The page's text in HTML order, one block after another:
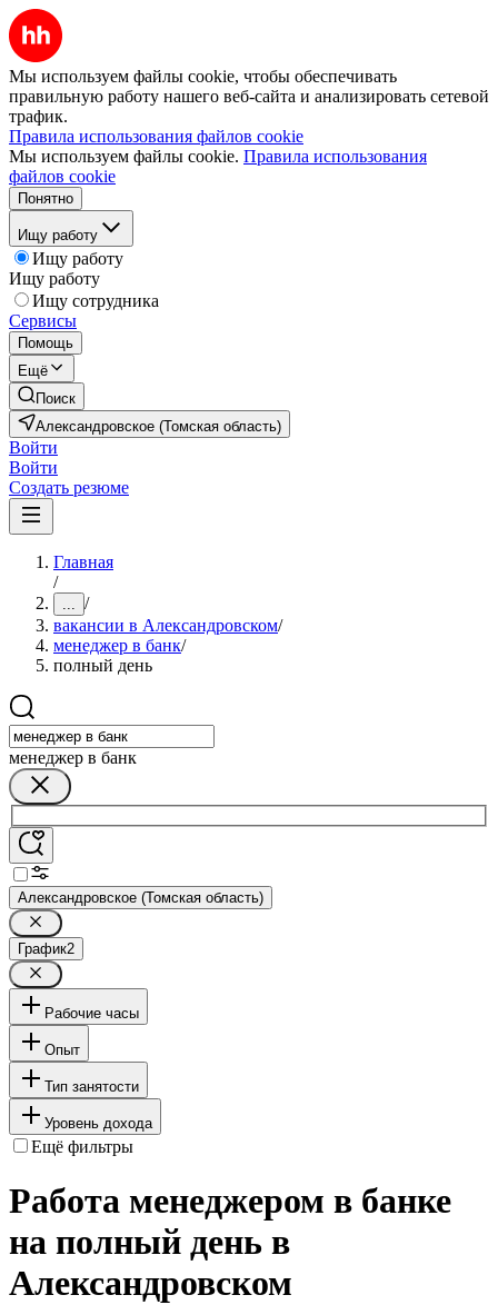
Мы используем файлы cookie, чтобы обеспечивать
правильную работу нашего веб-сайта и анализировать сетевой
трафик.
Правила использования файлов cookie
Мы используем файлы cookie. Правила использования
файлов cookie
Понятно
Ищу работу
Ищу работу
Ищу работу
Ищу сотрудника
Сервисы
Помощь
Ещё
Поиск
Александровское (Томская область)
Войти
Войти
Создать резюме
Главная
/
... /
вакансии в Александровском/
менеджер в банк/
полный день
менеджер в банк
Александровское (Томская область)
График2
Рабочие часы
Опыт
Тип занятости
Уровень дохода
Ещё фильтры
Работа менеджером в банке
на полный день в
Александровском